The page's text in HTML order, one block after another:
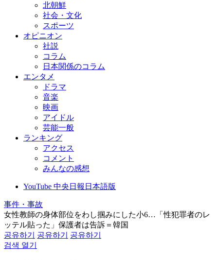
北朝鮮
社会・文化
スポーツ
オピニオン
社説
コラム
日本関係のコラム
エンタメ
ドラマ
音楽
映画
アイドル
芸能一般
ランキング
アクセス
コメント
みんなの感想
YouTube 中央日報日本語版
事件・事故
女性教師の身体部位をわし掴みにした小6…「性犯罪者のレ
ッテル貼った」保護者は告訴＝韓国
공유하기
공유하기
공유하기
검색 열기